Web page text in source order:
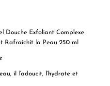
Douche Exfoliant Complexe
Rafraîchit la Peau 250 ml
il l’adoucit, l’hydrate et